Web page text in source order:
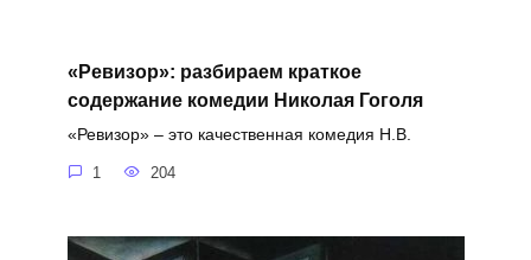
«Ревизор»: разбираем краткое
содержание комедии Николая Гоголя
«Ревизор» – это качественная комедия Н.В.
1 204